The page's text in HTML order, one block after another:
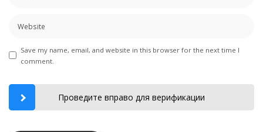
Save my name, email, and website in this browser for the next time I
comment.
Проведите вправо для верификации